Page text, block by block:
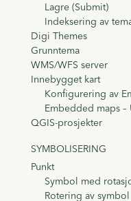
Lagre (Submit)
Indeksering av
Digi Themes
Grunntema
WMS/WFS server
Innebygget kart
Konfigurering av
Embedded maps –
QGIS-prosjekter
SYMBOLISERING
Punkt
Symbol med
Rotering av